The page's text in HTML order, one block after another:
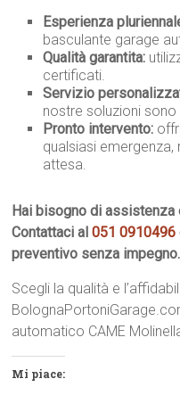
Esperienza
basculante garage
Qualità garantita:
certificati.
Servizio
nostre soluzioni
Pronto intervento:
qualsiasi
attesa.
Hai bisogno di assistenza
Contattaci al051 0910496
preventivo senza impegno.
Scegli la qualità e
automatico CAME
Mi piace: